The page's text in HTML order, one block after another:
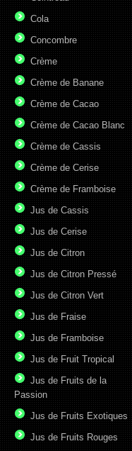
Cola
Concombre
Crème
Crème de Banane
Crème de Cacao
Crème de Cacao Blanc
Crème de Cassis
Crème de Cerise
Crème de Framboise
Jus de Cassis
Jus de Cerise
Jus de Citron
Jus de Citron Pressé
Jus de Citron Vert
Jus de Fraise
Jus de Framboise
Jus de Fruit Tropical
Jus de Fruits de la
Passion
Jus de Fruits Exotiques
Jus de Fruits Rouges